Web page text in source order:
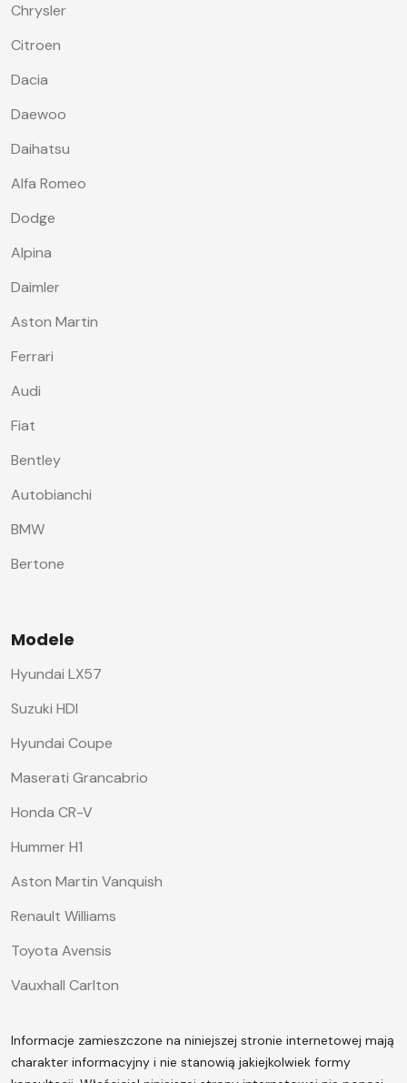
Chrysler
Citroen
Dacia
Daewoo
Daihatsu
Alfa Romeo
Dodge
Alpina
Daimler
Aston Martin
Ferrari
Audi
Fiat
Bentley
Autobianchi
BMW
Bertone
Modele
Hyundai LX57
Suzuki HDI
Hyundai Coupe
Maserati Grancabrio
Honda CR-V
Hummer H1
Aston Martin Vanquish
Renault Williams
Toyota Avensis
Vauxhall Carlton
Informacje zamieszczone na niniejszej stronie internetowej mają
charakter informacyjny i nie stanowią jakiejkolwiek formy